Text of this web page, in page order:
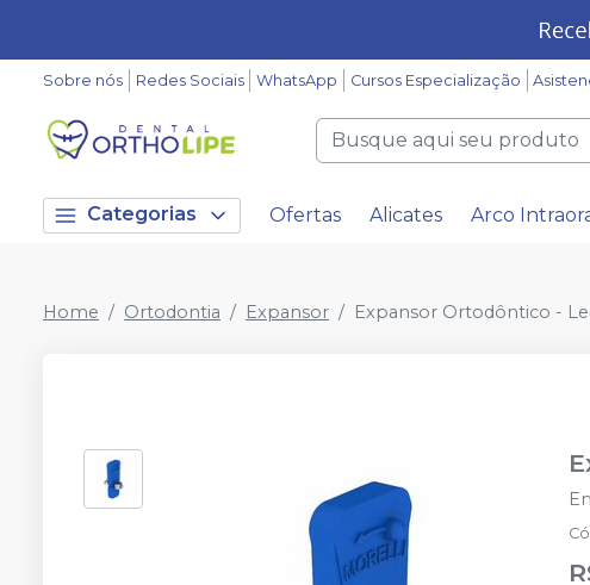
Sobre nós Redes Sociais WhatsApp Cursos Especialização
Categorias Ofertas Alicates Arco
Home Ortodontia Expansor Expansor Ortodôntico -